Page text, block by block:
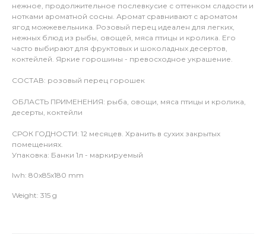
нежное, продолжительное послевкусие с оттенком сладости и
нотками ароматной сосны. Аромат сравнивают с ароматом
ягод можжевельника. Розовый перец идеален для легких,
нежных блюд из рыбы, овощей, мяса птицы и кролика. Его
часто выбирают для фруктовых и шоколадных десертов,
коктейлей. Яркие горошины - превосходное украшение.
СОСТАВ: розовый перец горошек
ОБЛАСТЬ ПРИМЕНЕНИЯ: рыба, овощи, мяса птицы и кролика,
десерты, коктейли
СРОК ГОДНОСТИ: 12 месяцев. Хранить в сухих закрытых
помещениях.
Упаковка: Банки 1л - маркируемый
lwh: 80x85x180 mm
Weight: 315 g